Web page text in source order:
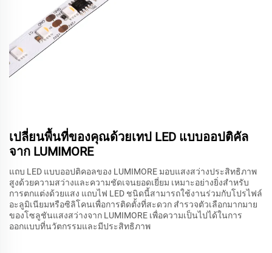
เปลี่ยนพื้นที่ของคุณด้วยเทป LED แบบออปติคัล
จาก LUMIMORE
แถบ LED แบบออปติคอลของ LUMIMORE มอบแสงสว่างประสิทธิภาพ
สูงด้วยความสว่างและความชัดเจนยอดเยี่ยม เหมาะอย่างยิ่งสำหรับ
การตกแต่งด้วยแสง แถบไฟ LED ชนิดนี้สามารถใช้งานร่วมกับโปรไฟล์
อะลูมิเนียมหรือซิลิโคนเพื่อการติดตั้งที่สะดวก สำรวจตัวเลือกมากมาย
ของโซลูชันแสงสว่างจาก LUMIMORE เพื่อความเป็นไปได้ในการ
ออกแบบที่นวัตกรรมและมีประสิทธิภาพ